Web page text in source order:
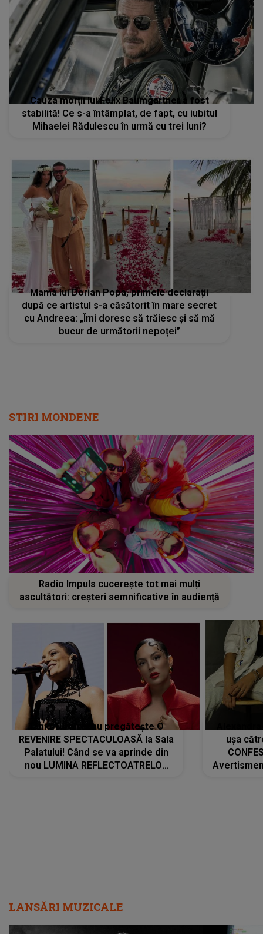
Cauza morții lui Felix Baumgartner a fost
stabilită! Ce s-a întâmplat, de fapt, cu iubitul
Mihaelei Rădulescu în urmă cu trei luni?
Mama lui Dorian Popa, primele declarații
după ce artistul s-a căsătorit în mare secret
cu Andreea: „Îmi doresc să trăiesc și să mă
bucur de următorii nepoței”
STIRI MONDENE
Radio Impuls cucerește tot mai mulți
ascultători: creșteri semnificative în audiență
Tania Turtureanu pregătește O
REVENIRE SPECTACULOASĂ la Sala
Palatului! Când se va aprinde din
nou LUMINA REFLECTOATRELOR
ușa
LANSĂRI MUZICALE